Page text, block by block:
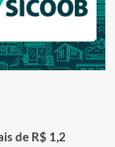
de R$ 1,2